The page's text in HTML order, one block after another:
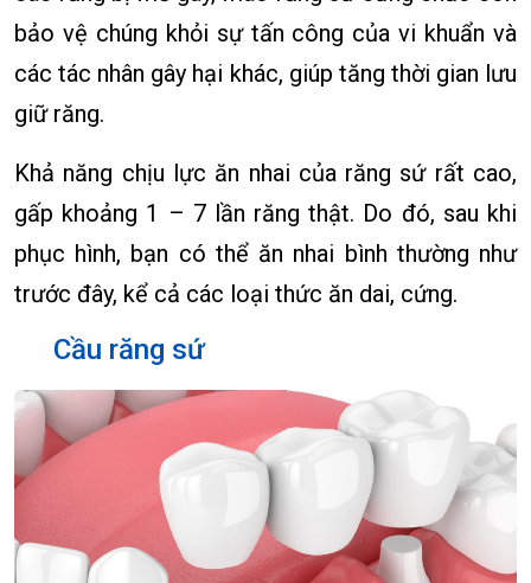
bảo vệ chúng khỏi sự tấn công của vi khuẩn và
các tác nhân gây hại khác, giúp tăng thời gian lưu
giữ răng.
Khả năng chịu lực ăn nhai của răng sứ rất cao,
gấp khoảng 1 – 7 lần răng thật. Do đó, sau khi
phục hình, bạn có thể ăn nhai bình thường như
trước đây, kể cả các loại thức ăn dai, cứng.
Cầu răng sứ